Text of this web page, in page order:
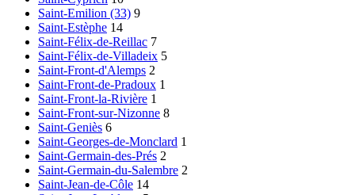
Saint-Emilion (33) 9
Saint-Estèphe 14
Saint-Félix-de-Reillac 7
Saint-Félix-de-Villadeix 5
Saint-Front-d'Alemps 2
Saint-Front-de-Pradoux 1
Saint-Front-la-Rivière 1
Saint-Front-sur-Nizonne 8
Saint-Geniès 6
Saint-Georges-de-Monclard 1
Saint-Germain-des-Prés 2
Saint-Germain-du-Salembre 2
Saint-Jean-de-Côle 14